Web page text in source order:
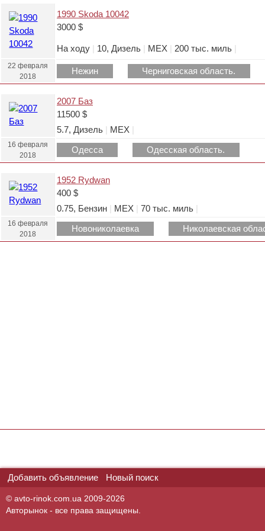
1990 Skoda 10042
3000 $
На ходу 10, Дизель МЕХ 200 тыс. миль
22 февраля
2018
Нежин Черниговская область.
2007 Баз
11500 $
5.7, Дизель
МЕХ
16 февраля
2018
Одесса Одесская область.
1952 Rydwan
400 $
0.75, Бензин
МЕХ 70 тыс. миль
16 февраля
2018
Новониколаевка Николаевская
Добавить объявление Новый поиск
© avto-rinok.com.ua 2009-2026
Авторынок - все права защищены.